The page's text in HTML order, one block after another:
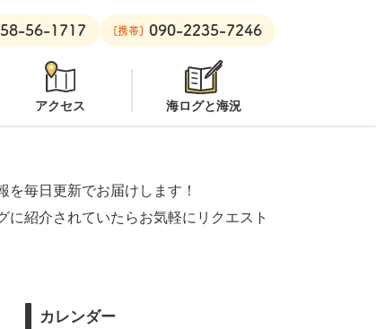
良里ボート： クローズ
56-1717 [携帯] 090-2235-7246
アクセス 海ログと海況
毎日更新でお届けします！
に紹介されていたらお気軽にリクエスト
カレンダー